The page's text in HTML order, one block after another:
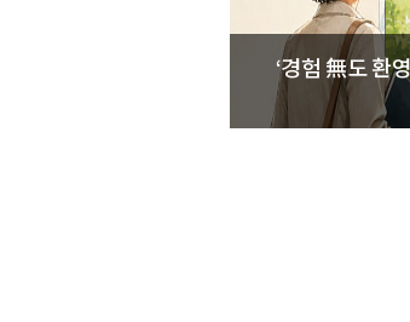
‘경험 無도 환영’